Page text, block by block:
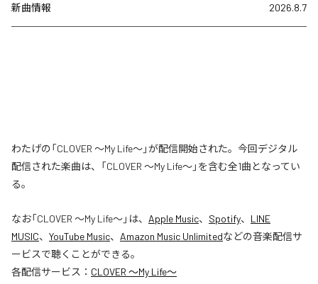
新曲情報 2026.8.7
わたげの「CLOVER ～My Life～」が配信開始された。今回デジタル
配信された楽曲は、「CLOVER ～My Life～」を含む全1曲となってい
る。
なお「CLOVER ～My Life～」は、 Apple Music、 Spotify、 LINE
MUSIC、 YouTube Music、 Amazon Music Unlimitedなどの音楽配信サ
ービスで聴くことができる。
各配信サービス： CLOVER ～My Life～